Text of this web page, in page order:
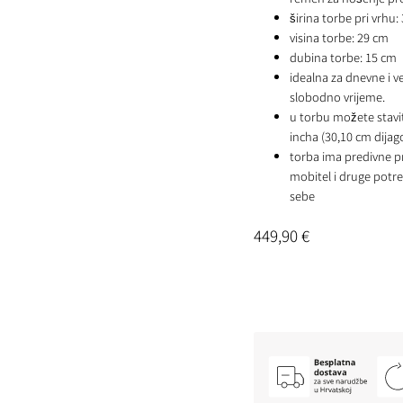
širina torbe pri vrhu:
visina torbe: 29 cm
dubina torbe: 15 cm
idealna za dnevne i
slobodno vrijeme.
u torbu možete
incha (30,10 cm
torba ima predivne
mobitel i druge
sebe
449,90€